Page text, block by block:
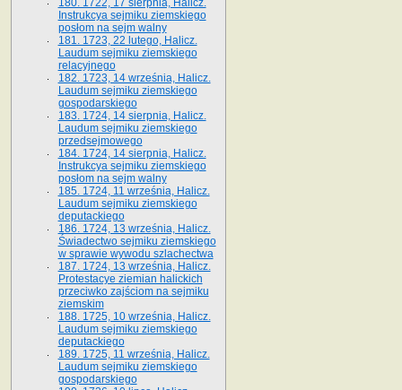
180. 1722, 17 sierpnia, Halicz.
Instrukcya sejmiku ziemskiego
posłom na sejm walny
181. 1723, 22 lutego, Halicz.
Laudum sejmiku ziemskiego
relacyjnego
182. 1723, 14 września, Halicz.
Laudum sejmiku ziemskiego
gospodarskiego
183. 1724, 14 sierpnia, Halicz.
Laudum sejmiku ziemskiego
przedsejmowego
184. 1724, 14 sierpnia, Halicz.
Instrukcya sejmiku ziemskiego
posłom na sejm walny
185. 1724, 11 września, Halicz.
Laudum sejmiku ziemskiego
deputackiego
186. 1724, 13 września, Halicz.
Świadectwo sejmiku ziemskiego
w sprawie wywodu szlachectwa
187. 1724, 13 września, Halicz.
Protestacye ziemian halickich
przeciwko zajściom na sejmiku
ziemskim
188. 1725, 10 września, Halicz.
Laudum sejmiku ziemskiego
deputackiego
189. 1725, 11 września, Halicz.
Laudum sejmiku ziemskiego
gospodarskiego